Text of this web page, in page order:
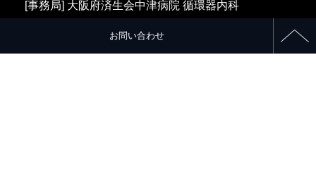
お問い合わせ
[事務局] 大阪府済生会中津病院 循環器内科